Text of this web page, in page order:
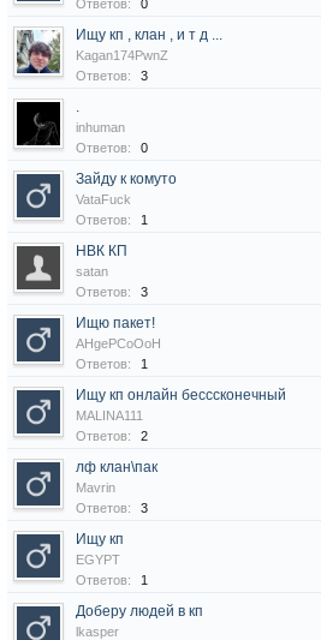
Ответов:
0
Ищу кп , клан , и т д ...
Kagan174PwnZ
Ответов:
3
.
inhuman
Ответов:
0
Зайду к комуто
VataFuck
Ответов:
1
НВК КП
satan
Ответов:
3
Ищю пакет!
AHgePCoOoH
Ответов:
1
Ищу кп онлайн бесссконечный
MALINA111
Ответов:
2
лф клан\пак
Mavrin
Ответов:
3
Ищу кп
EGYPT
Ответов:
1
Доберу людей в кп
lkasper